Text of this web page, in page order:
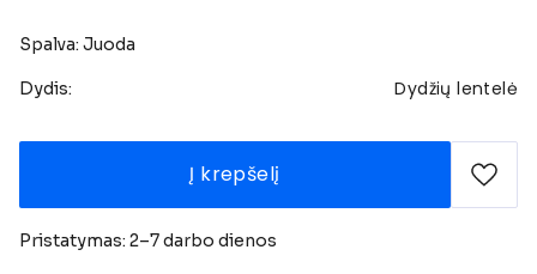
Spalva: Juoda
Dydis: Dydžių lentelė
Į krepšelį
Pristatymas: 2–7 darbo dienos